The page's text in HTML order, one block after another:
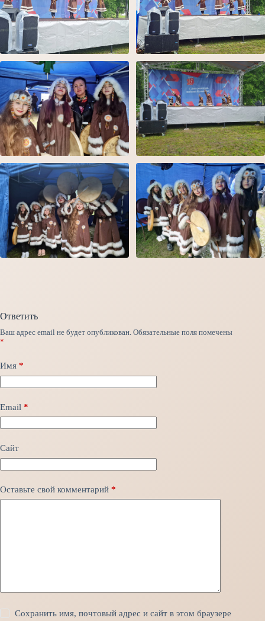
Ответить
Ваш адрес email не будет опубликован. Обязательные поля помечены
*
Имя *
Email *
Сайт
Оставьте свой комментарий *
Сохранить имя, почтовый адрес и сайт в этом браузере